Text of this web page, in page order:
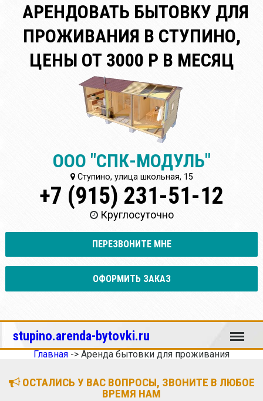
АРЕНДОВАТЬ БЫТОВКУ ДЛЯ
ПРОЖИВАНИЯ В СТУПИНО,
ЦЕНЫ ОТ 3000 Р В МЕСЯЦ
ООО "СПК-МОДУЛЬ"
Ступино, улица школьная, 15
+7 (915) 231-51-12
Круглосуточно
ПЕРЕЗВОНИТЕ МНЕ
ОФОРМИТЬ ЗАКАЗ
stupino.arenda-bytovki.ru Меню
Главная -> Аренда бытовки для проживания
ОСТАЛИСЬ У ВАС ВОПРОСЫ, ЗВОНИТЕ В ЛЮБОЕ
ВРЕМЯ НАМ